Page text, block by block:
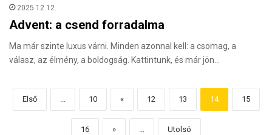
2025.12.12.
Advent: a csend forradalma
Ma már szinte luxus várni. Minden azonnal kell: a csomag, a
válasz, az élmény, a boldogság. Kattintunk, és már jön…
Első ... 10 « 12 13 14 15
16 » ... Utolsó